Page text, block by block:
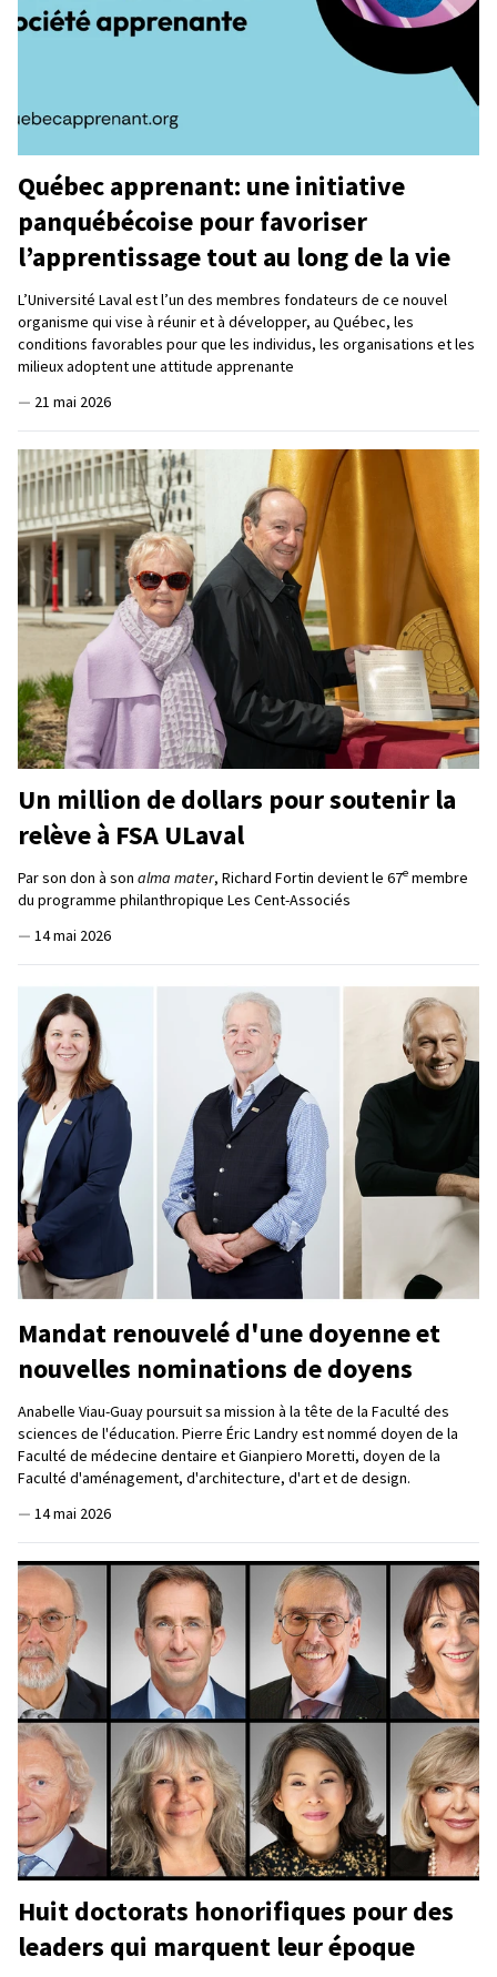
Québec apprenant: une initiative
panquébécoise pour favoriser
l’apprentissage tout au long de la vie
L’Université Laval est l’un des membres fondateurs de ce nouvel
organisme qui vise à réunir et à développer, au Québec, les
conditions favorables pour que les individus, les organisations et les
milieux adoptent une attitude apprenante
— 21 mai 2026
Un million de dollars pour soutenir la
relève à FSA ULaval
Par son don à son alma mater, Richard Fortin devient le 67e membre
du programme philanthropique Les Cent-Associés
— 14 mai 2026
Mandat renouvelé d'une doyenne et
nouvelles nominations de doyens
Anabelle Viau-Guay poursuit sa mission à la tête de la Faculté des
sciences de l'éducation. Pierre Éric Landry est nommé doyen de la
Faculté de médecine dentaire et Gianpiero Moretti, doyen de la
Faculté d'aménagement, d'architecture, d'art et de design.
— 14 mai 2026
Huit doctorats honorifiques pour des
leaders qui marquent leur époque